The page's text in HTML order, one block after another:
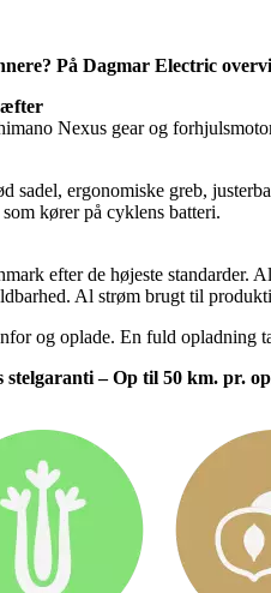
På Dagmar Electric
Nexus gear og
sadel, ergonomiske greb,
kører på cyklens batteri.
efter de højeste standarder.
Al strøm brugt til
og oplade. En fuld opladning
– Op til 50 km. pr.